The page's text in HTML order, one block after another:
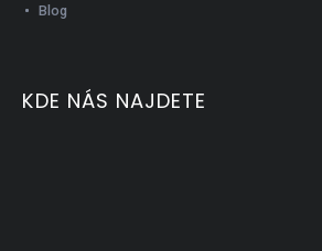
Blog
KDE NÁS NAJDETE